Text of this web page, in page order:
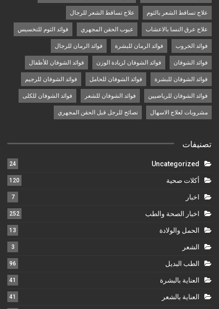
علاج تساقط الشعر بالثوم علاج تساقط الشعر للرجال
علاج عرق النسا بالاعشاب عيوب الحقن المجهري فوائد الثوم للتخسيس
فوائد الخروب فوائد الرمان للبشرة فوائد الرمان للرجال
فوائد الشوفان فوائد الشوفان لزيادة الوزن فوائد الشوفان للأطفال
فوائد الشوفان للبشرة فوائد الشوفان للحامل فوائد الشوفان للرجيم
فوائد الشوفان للرياضيين فوائد الشوفان للشعر فوائد الشوفان للكلى
مشروبات لعلاج الاسهال نصائح للرجل قبل الحقن المجهري
تصنيفات
Uncategorized
24
أكلات صحية 120
اخبار 7
اخبار الصحة والطب 252
الحمل والولادة 13
الشعر 3
الطب البديل 96
العناية بالبشرة 41
العناية بالشعر 41